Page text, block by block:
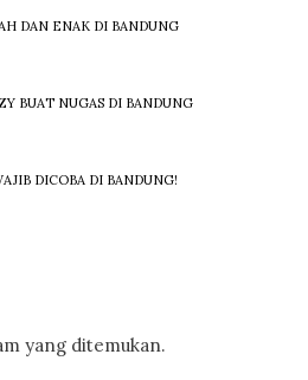
DAN ENAK DI BANDUNG
BUAT NUGAS DI BANDUNG
DICOBA DI BANDUNG!
yang ditemukan.